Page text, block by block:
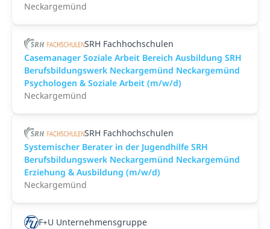
Neckargemünd
SRH Fachhochschulen
Casemanager Soziale Arbeit Bereich Ausbildung SRH
Berufsbildungswerk Neckargemünd Neckargemünd
Psychologen & Soziale Arbeit (m/w/d)
Neckargemünd
SRH Fachhochschulen
Systemischer Berater in der Jugendhilfe SRH
Berufsbildungswerk Neckargemünd Neckargemünd
Erziehung & Ausbildung (m/w/d)
Neckargemünd
F+U Unternehmensgruppe